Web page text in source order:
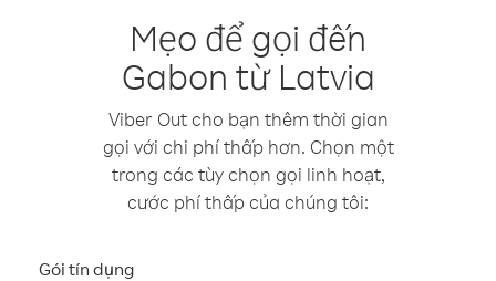
Mẹo để gọi đến
Gabon từ Latvia
Viber Out cho bạn thêm thời gian
gọi với chi phí thấp hơn. Chọn một
trong các tùy chọn gọi linh hoạt,
cước phí thấp của chúng tôi:
Gói tín dụng